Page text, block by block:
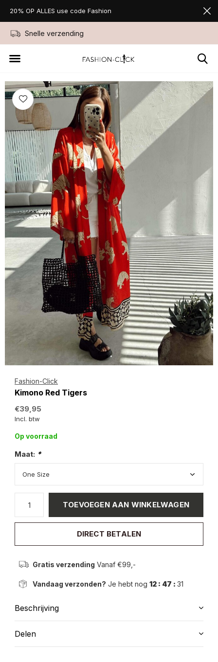
Snelle verzending
20% OP ALLES use code Fashion
Fashion-Click
Kimono Red Tigers
€39,95
Incl. btw
Op voorraad
Maat: *
TOEVOEGEN AAN WINKELWAGEN
DIRECT BETALEN
Gratis verzending Vanaf €99,-
Vandaag verzonden? Je hebt nog 12 : 47 : 31
Beschrijving
Delen